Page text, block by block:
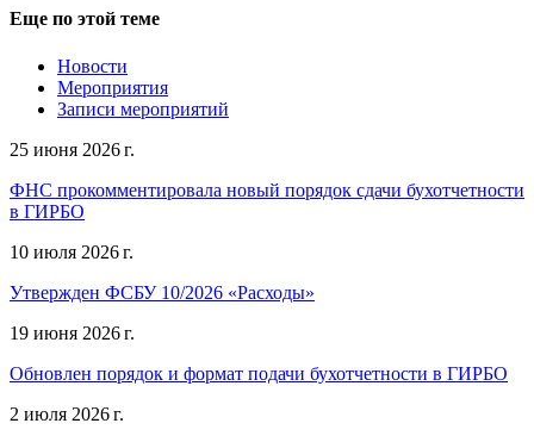
Еще по этой теме
Новости
Мероприятия
Записи мероприятий
25 июня 2026 г.
ФНС прокомментировала новый порядок сдачи бухотчетности
в ГИРБО
10 июля 2026 г.
Утвержден ФСБУ 10/2026 «Расходы»
19 июня 2026 г.
Обновлен порядок и формат подачи бухотчетности в ГИРБО
2 июля 2026 г.